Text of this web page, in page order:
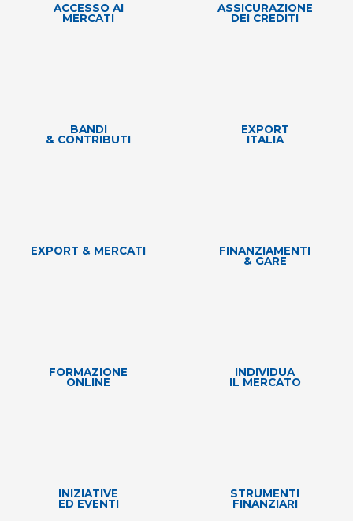
ACCESSO AI
MERCATI
ASSICURAZIONE
DEI CREDITI
BANDI
& CONTRIBUTI
EXPORT
ITALIA
EXPORT & MERCATI
FINANZIAMENTI
& GARE
FORMAZIONE
ONLINE
INDIVIDUA
IL MERCATO
INIZIATIVE
ED EVENTI
STRUMENTI
FINANZIARI